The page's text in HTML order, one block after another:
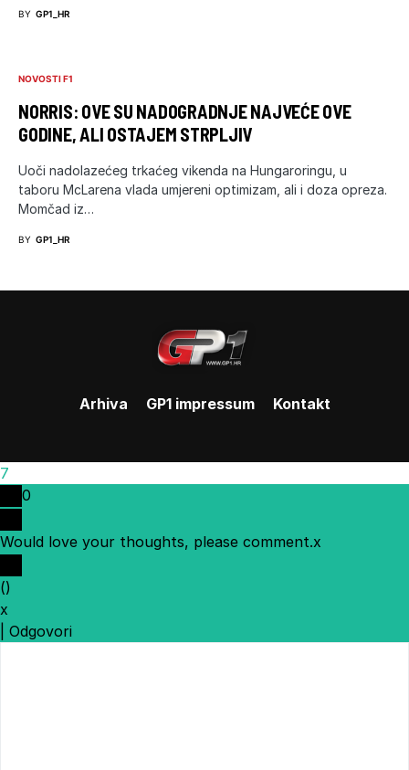
BY GP1_HR
NOVOSTI F1
NORRIS: OVE SU NADOGRADNJE NAJVEĆE OVE
GODINE, ALI OSTAJEM STRPLJIV
Uoči nadolazećeg trkaćeg vikenda na Hungaroringu, u
taboru McLarena vlada umjereni optimizam, ali i doza opreza.
Momčad iz…
BY GP1_HR
Arhiva GP1 impressum Kontakt
7
0
Would love your thoughts, please comment.x
()
x
Odgovori